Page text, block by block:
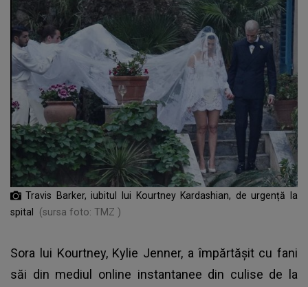
Travis Barker, iubitul lui Kourtney Kardashian, de urgență la
spital
(sursa foto: TMZ )
Sora lui Kourtney, Kylie Jenner, a împărtășit cu fani
săi din mediul online instantanee din culise de la